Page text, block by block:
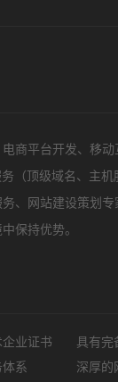
商平台开发、移
（顶级域名、主机
、网站建设策划
保持优势。
业证书
具有完
系 深厚的